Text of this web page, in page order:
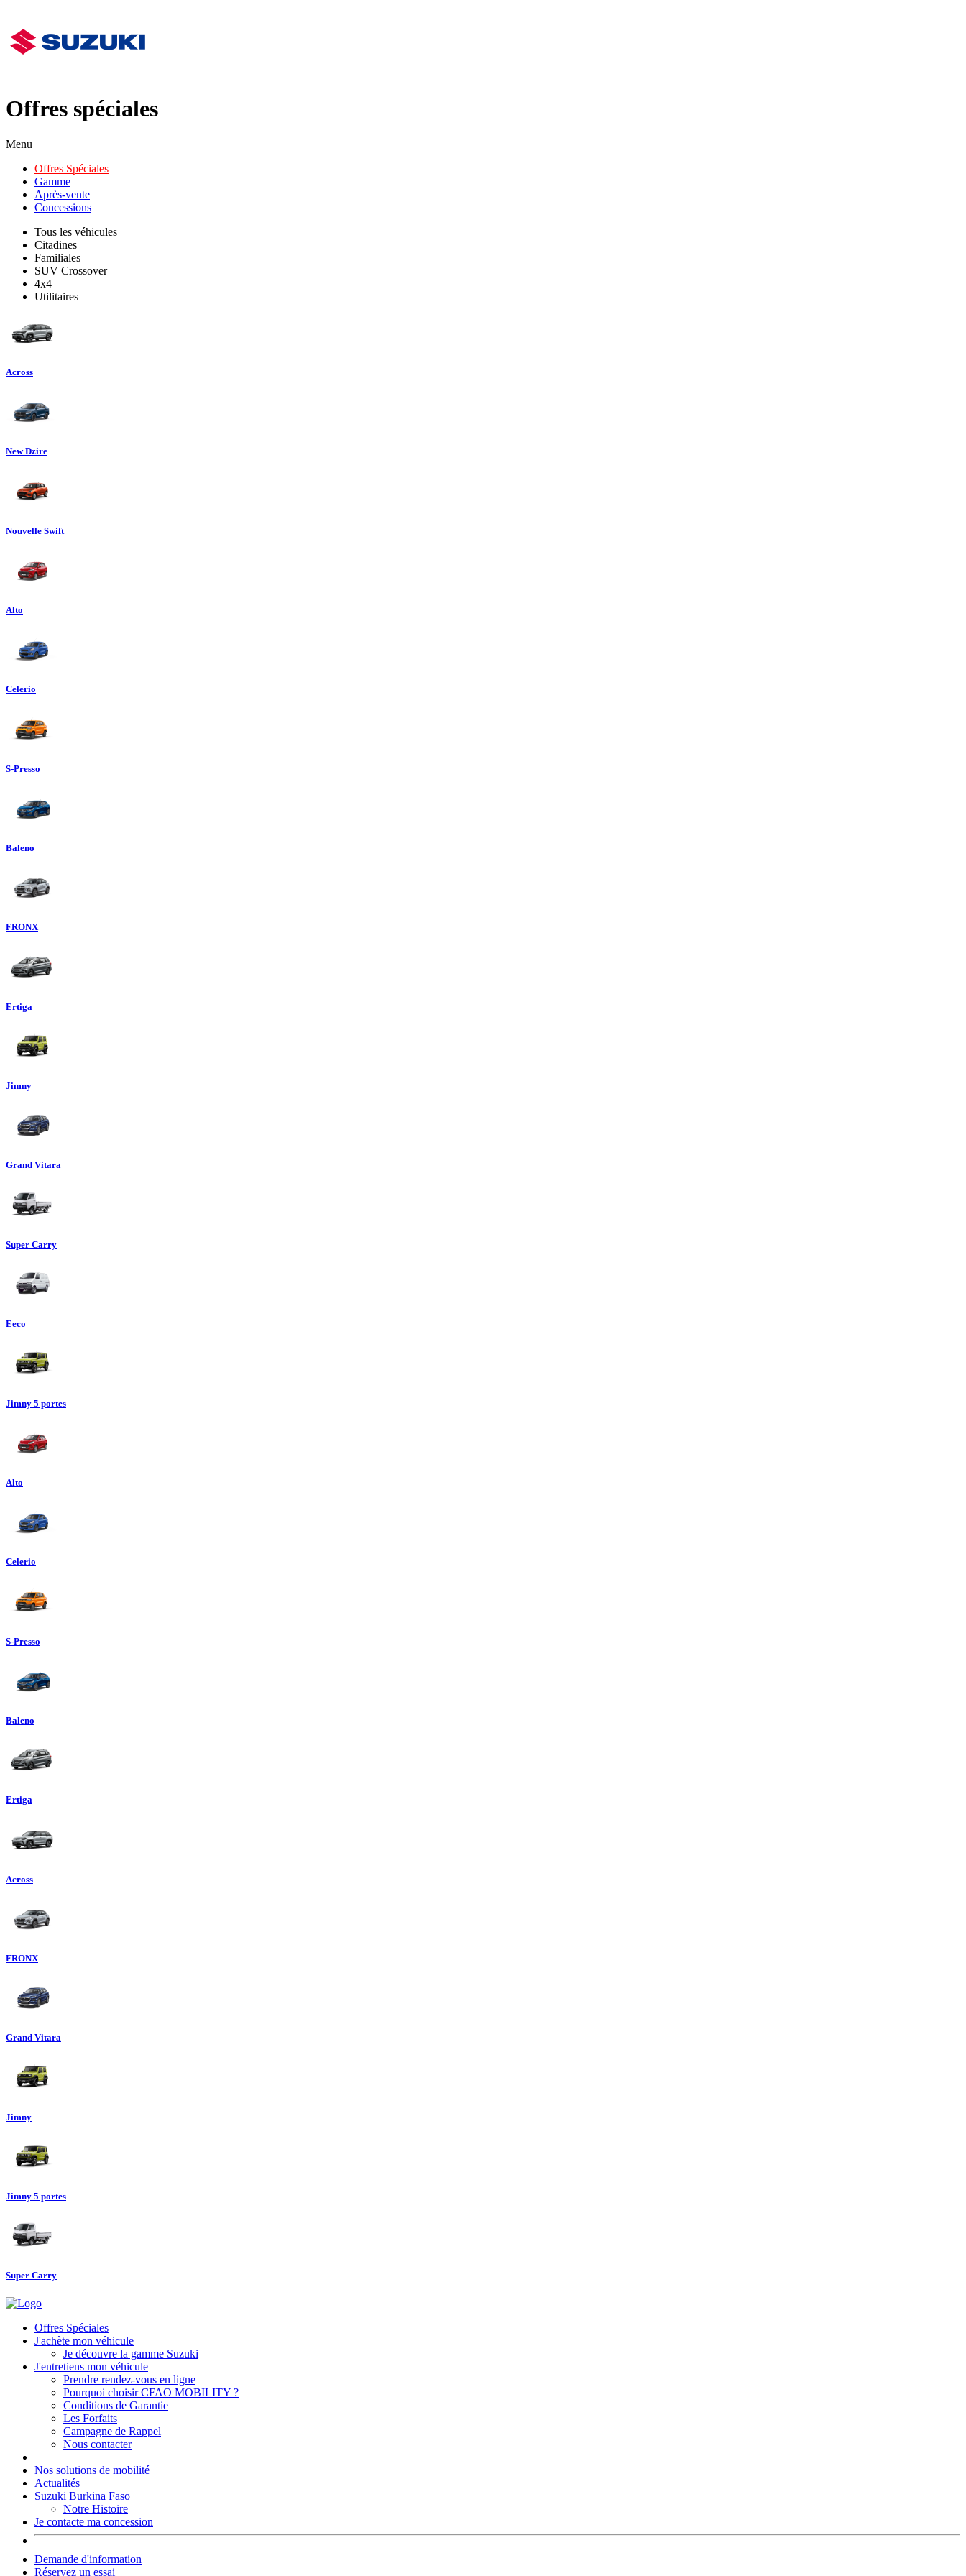
Offres spéciales
Menu
Offres Spéciales
Gamme
Après-vente
Concessions
Tous les véhicules
Citadines
Familiales
SUV Crossover
4x4
Utilitaires
Across
New Dzire
Nouvelle Swift
Alto
Celerio
S-Presso
Baleno
FRONX
Ertiga
Jimny
Grand Vitara
Super Carry
Eeco
Jimny 5 portes
Alto
Celerio
S-Presso
Baleno
Ertiga
Across
FRONX
Grand Vitara
Jimny
Jimny 5 portes
Super Carry
Offres Spéciales
J'achète mon véhicule
Je découvre la gamme Suzuki
J'entretiens mon véhicule
Prendre rendez-vous en ligne
Pourquoi choisir CFAO MOBILITY ?
Conditions de Garantie
Les Forfaits
Campagne de Rappel
Nous contacter
Nos solutions de mobilité
Actualités
Suzuki Burkina Faso
Notre Histoire
Je contacte ma concession
Demande d'information
Réservez un essai